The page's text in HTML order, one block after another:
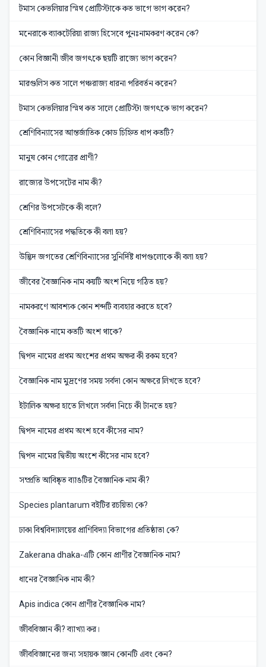
টমাস কেভলিয়ার স্মিথ প্রোটিস্টাকে কত ভাগে ভাগ করেন?
মনেরাকে ব্যাকটেরিয়া রাজ্য হিসেবে পুনঃনামকরণ করেন কে?
কোন বিজ্ঞানী জীব জগৎকে ছয়টি রাজ্যে ভাগ করেন?
মারগুলিস কত সালে পঞ্চরাজ্য ধারনা পরিবর্তন করেন?
টমাস কেভলিয়ার স্মিথ কত সালে প্রোটিস্টা জগৎকে ভাগ করেন?
শ্রেণিবিন্যাসের আন্তর্জাতিক কোড চিহ্নিত ধাপ কতটি?
মানুষ কোন গোত্রের প্রাণী?
রাজ্যের উপসেটের নাম কী?
শ্রেণির উপসেটকে কী বলে?
শ্রেণিবিন্যাসের পদ্ধতিকে কী বলা হয়?
উদ্ভিদ জগতের শ্রেণিবিন্যাসের সুনির্দিষ্ট ধাপগুলোকে কী বলা হয়?
জীবের বৈজ্ঞানিক নাম কয়টি অংশ নিয়ে গঠিত হয়?
নামকরণে আবশ্যক কোন শব্দটি ব্যবহার করতে হবে?
বৈজ্ঞানিক নামে কতটি অংশ থাকে?
দ্বিপদ নামের প্রথম অংশের প্রথম অক্ষর কী রকম হবে?
বৈজ্ঞানিক নাম মুদ্রণের সময় সর্বদা কোন অক্ষরে লিখতে হবে?
ইটালিক অক্ষর হাতে লিখলে সর্বদা নিচে কী টানতে হয়?
দ্বিপদ নামের প্রথম অংশ হবে কীসের নাম?
দ্বিপদ নামের দ্বিতীয় অংশে কীসের নাম হবে?
সম্প্রতি আবিষ্কৃত ব্যাঙটির বৈজ্ঞানিক নাম কী?
Species plantarum বইটির রচয়িতা কে?
ঢাকা বিশ্ববিদ্যালয়ের প্রাণিবিদ্যা বিভাগের প্রতিষ্ঠাতা কে?
Zakerana dhaka-এটি কোন প্রাণীর বৈজ্ঞানিক নাম?
ধানের বৈজ্ঞানিক নাম কী?
Apis indica কোন প্রাণীর বৈজ্ঞানিক নাম?
জীববিজ্ঞান কী? ব্যাখ্যা কর।
জীববিজ্ঞানের জন্য সহায়ক জ্ঞান কোনটি এবং কেন?